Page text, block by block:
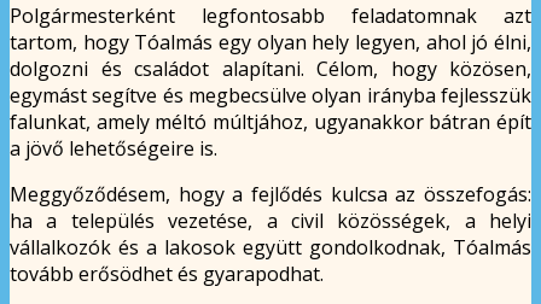
Polgármesterként legfontosabb feladatomnak azt
tartom, hogy Tóalmás egy olyan hely legyen, ahol jó élni,
dolgozni és családot alapítani. Célom, hogy közösen,
egymást segítve és megbecsülve olyan irányba fejlesszük
falunkat, amely méltó múltjához, ugyanakkor bátran épít
a jövő lehetőségeire is.
Meggyőződésem, hogy a fejlődés kulcsa az összefogás:
ha a település vezetése, a civil közösségek, a helyi
vállalkozók és a lakosok együtt gondolkodnak, Tóalmás
tovább erősödhet és gyarapodhat.